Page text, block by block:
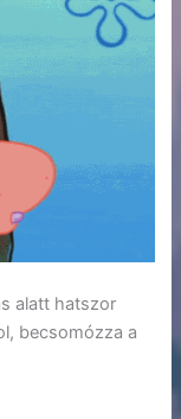
alatt hatszor
becsomózza a